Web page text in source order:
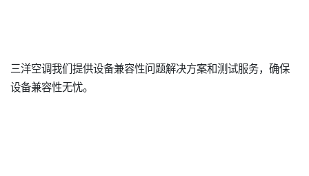
三洋空调我们提供设备兼容性问题解决方案和测试服务，确保
设备兼容性无忧。